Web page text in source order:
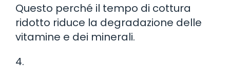
Questo perché il tempo di cottura
ridotto riduce la degradazione delle
vitamine e dei minerali.
4.